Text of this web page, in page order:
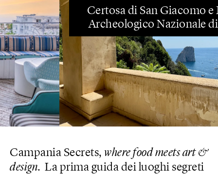
Certosa di San Giacomo e Museo
Archeologico Nazionale di Capri
Campania Secrets, where food meets art &
design. La prima guida dei luoghi segreti